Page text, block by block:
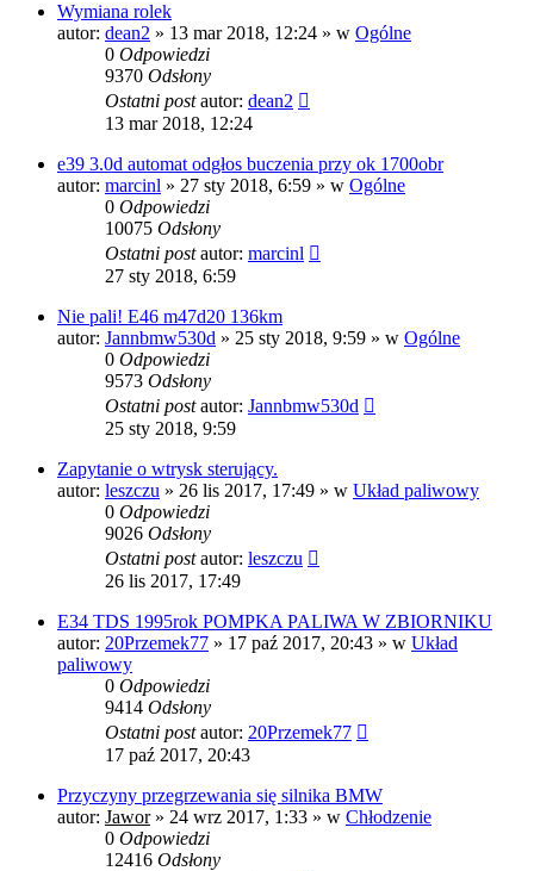
Wymiana rolek
autor: dean2 » 13 mar 2018, 12:24 » w Ogólne
0 Odpowiedzi
9370 Odsłony
Ostatni postautor: dean2
13 mar 2018, 12:24
e39 3.0d automat odgłos buczenia przy ok 1700obr
autor: marcinl » 27 sty 2018, 6:59 » w Ogólne
0 Odpowiedzi
10075 Odsłony
Ostatni postautor: marcinl
27 sty 2018, 6:59
Nie pali! E46 m47d20 136km
autor: Jannbmw530d » 25 sty 2018, 9:59 » w Ogólne
0 Odpowiedzi
9573 Odsłony
Ostatni postautor: Jannbmw530d
25 sty 2018, 9:59
Zapytanie o wtrysk sterujący.
autor: leszczu » 26 lis 2017, 17:49 » w Układ paliwowy
0 Odpowiedzi
9026 Odsłony
Ostatni postautor: leszczu
26 lis 2017, 17:49
E34 TDS 1995rok POMPKA PALIWA W ZBIORNIKU
autor: 20Przemek77 » 17 paź 2017, 20:43 » w Układ
paliwowy
0 Odpowiedzi
9414 Odsłony
Ostatni postautor: 20Przemek77
17 paź 2017, 20:43
Przyczyny przegrzewania się silnika BMW
autor: Jawor» 24 wrz 2017, 1:33 » w Chłodzenie
0 Odpowiedzi
12416 Odsłony